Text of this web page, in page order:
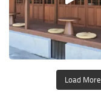
Load More